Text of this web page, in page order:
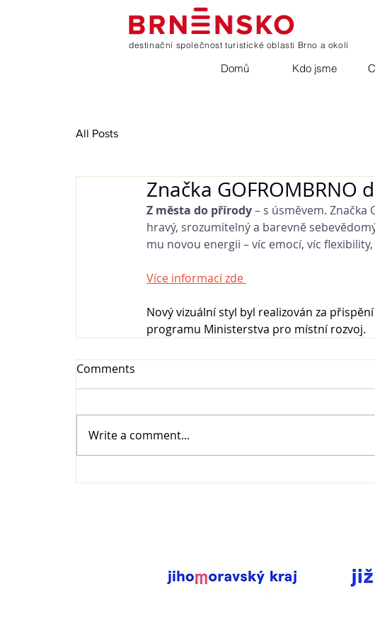
destinační společnost turistické oblasti Brno a okolí
Domů Kdo jsme
All Posts
Značka GOFROMBRNO
Z města do přírody – s úsměvem. Značka
hravý, srozumitelný a barevně
mu novou energii – víc emocí, víc
Více informací zde
Nový vizuální styl byl realizován za
programu Ministerstva pro místní rozvoj.
Comments
Write a comment...